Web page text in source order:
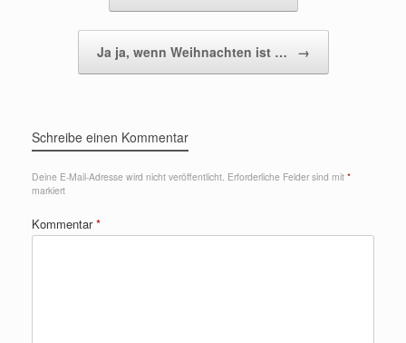
Ja ja, wenn Weihnachten ist … →
Schreibe einen Kommentar
Deine E-Mail-Adresse wird nicht veröffentlicht. Erforderliche Felder sind mit *
markiert
Kommentar*